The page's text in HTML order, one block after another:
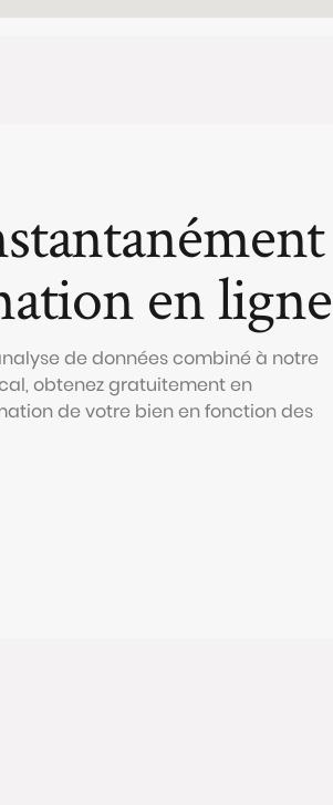
en ligne
de données combiné à notre
obtenez gratuitement en
de votre bien en fonction des